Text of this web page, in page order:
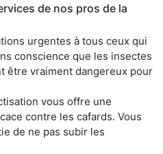
de nos pros de la
urgentes à tous ceux qui
conscience que les insectes
être vraiment dangereux pour
vous offre une
contre les cafards. Vous
de ne pas subir les